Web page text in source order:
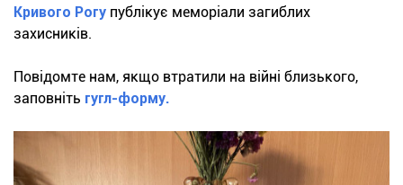
Кривого Рогу публікує меморіали загиблих
захисників.
Повідомте нам, якщо втратили на війні близького,
заповніть гугл-форму.